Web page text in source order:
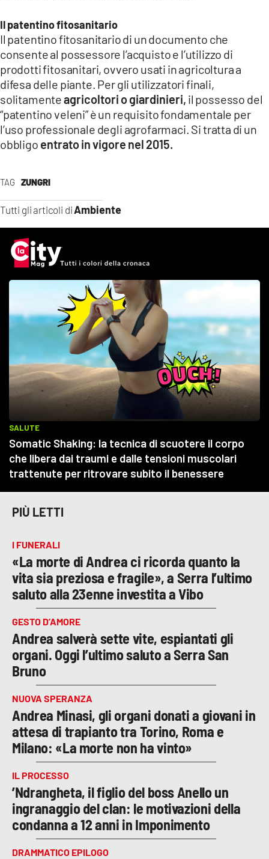
TAG ZUNGRI
Tutti gli articoli diAmbiente
Il patentino fitosanitario
Il patentino fitosanitario di un documento che
consente al possessore l’acquisto e l’utilizzo di
prodotti fitosanitari, ovvero usati in agricoltura a
difesa delle piante. Per gli utilizzatori finali,
solitamenteagricoltori o giardinieri, il possesso del
“patentino veleni” è un requisito fondamentale per
l’uso professionale degli agrofarmaci. Si tratta di un
obbligo entrato in vigore nel 2015.
PIÙ LETTI
I FUNERALI
«La morte di Andrea ci ricorda quanto la
vita sia preziosa e fragile», a Serra l’ultimo
saluto alla 23enne investita a Vibo
GESTO D’AMORE
Andrea salverà sette vite, espiantati gli
organi. Oggi l’ultimo saluto a Serra San
Bruno
NUOVA SPERANZA
Andrea Minasi, gli organi donati a giovani in
attesa di trapianto tra Torino, Roma e
Milano: «La morte non ha vinto»
IL PROCESSO
’Ndrangheta, il figlio del boss Anello un
ingranaggio del clan: le motivazioni della
condanna a 12 anni in Imponimento
DRAMMATICO EPILOGO